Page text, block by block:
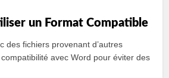
un Format Compatible
des fichiers provenant d’autres
avec Word pour éviter des